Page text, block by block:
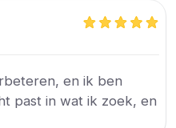
en ik ben
past in wat ik zoek, en